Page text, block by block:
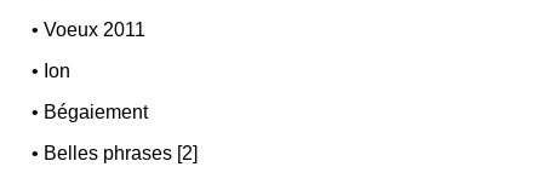
•Voeux 2011
• Ion
• Bégaiement
• Belles phrases [2]